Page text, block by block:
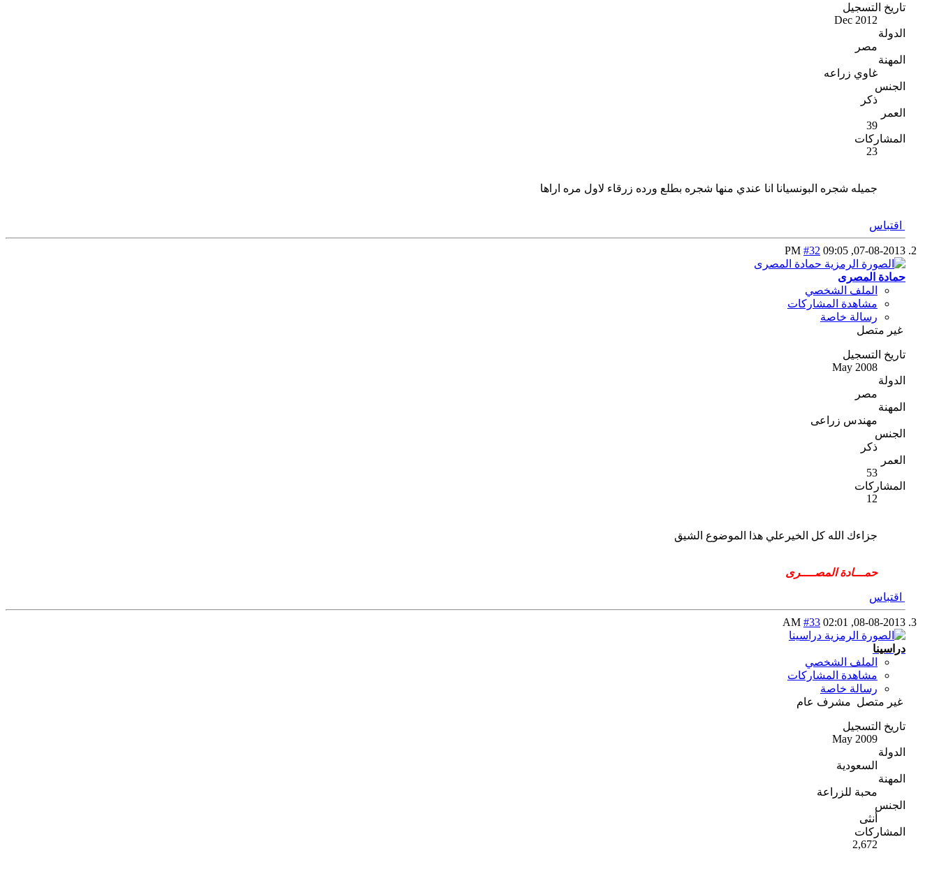
تاريخ التسجيل
Dec 2012
الدولة
مصر
المهنة
غاوي زراعه
الجنس
ذكر
العمر
39
المشاركات
23
جميله شجره البونسيانا انا عندي منها شجره بطلع ورده زرقاء لاول مره اراها
اقتباس
07-08-2013,
09:05 PM
#32
حمادة المصرى
الملف الشخصي
مشاهدة المشاركات
رسالة خاصة
غير متصل
تاريخ التسجيل
May 2008
الدولة
مصر
المهنة
مهندس زراعى
الجنس
ذكر
العمر
53
المشاركات
12
جزاءك الله كل الخيرعلي هذا الموضوع الشيق
حمـــادة المصــــرى
اقتباس
08-08-2013,
02:01 AM
#33
دراسينا
الملف الشخصي
مشاهدة المشاركات
رسالة خاصة
غير متصل مشرف عام
تاريخ التسجيل
May 2009
الدولة
السعودية
المهنة
محبة للزراعة
الجنس
أنثى
المشاركات
2,672